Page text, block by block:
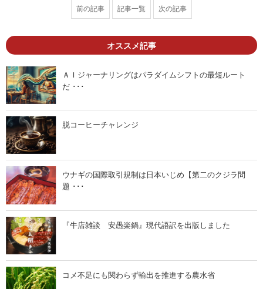
講
「
初
級
ー
ス
書
手
草
介
」
前の記事 記事一覧
講
「
級
ー
ス
道
来
介
」
次の記事
オススメ記事
ＡＩジャーナリングはパラダイムシフトの最短ルート
だ ･･･
脱コーヒーチャレンジ
ウナギの国際取引規制は日本いじめ【第二のクジラ問
題 ･･･
『牛店雑談 安愚楽鍋』現代語訳を出版しました
コメ不足にも関わらず輸出を推進する農水省